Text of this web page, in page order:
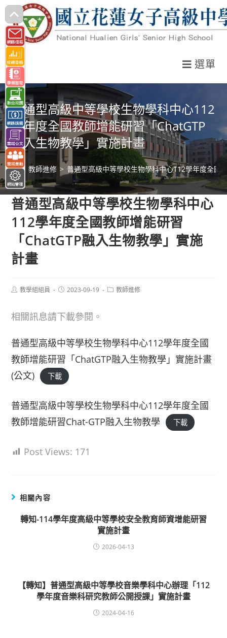
跳
轉
至
主
要
內
容
選單
普通型高級中等學校生物學科中心112
學年度全國教師增能研習「ChatGTP
融入生物教學」實施計畫
> 教師進修 > 普通型高級中等學校生物學科中心112學年度全國
普通型高級中等學校生物學科中心
112學年度全國教師增能研習
「ChatGTP融入生物教學」實施
計畫
Post教學組組員
Post2023-09-19
Post教師進修
相關訊息請下載參閱。
普通型高級中等學校生物學科中心112學年度全國
教師增能研習「ChatGTP融入生物教學」實施計畫
(公文)
下載
普通型高級中等學校生物學科中心112學年度全國
教師增能研習Chat-GTP融入生物教學
下載
Post Views: 171
相關內容
轉知-114學年度高級中等學校安全教育師資增能研習
實施計畫
2026-04-13
【轉知】普通型高級中等學校音樂學科中心辦理「112
學年度音樂科研究教師公開授課」實施計畫
2024-04-16